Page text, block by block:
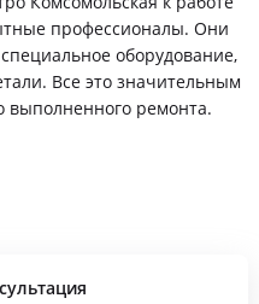
профессионалы. Они
оборудование,
Все это значительным
выполненного ремонта.